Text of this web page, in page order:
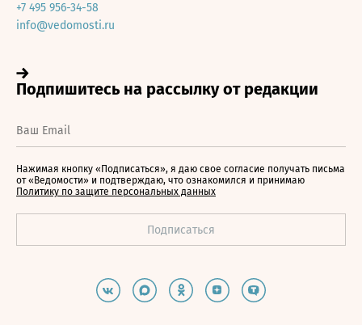
+7 495 956-34-58
info@vedomosti.ru
Нажимая кнопку «Подписаться», я даю свое согласие получать письма
от «Ведомости» и подтверждаю, что ознакомился и принимаю
Политику по защите персональных данных